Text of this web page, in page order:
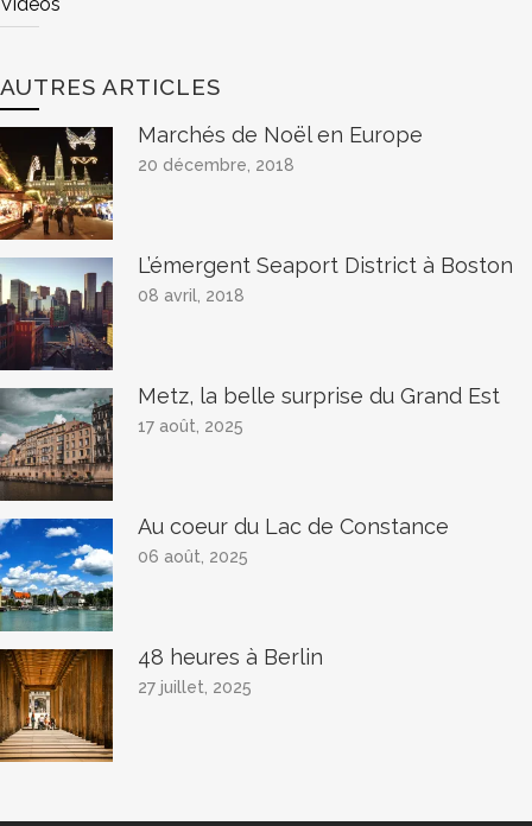
AUTRES ARTICLES
Marchés de Noël en Europe
20 décembre, 2018
L’émergent Seaport District à Boston
08 avril, 2018
Metz, la belle surprise du Grand Est
17 août, 2025
Au coeur du Lac de Constance
06 août, 2025
48 heures à Berlin
27 juillet, 2025